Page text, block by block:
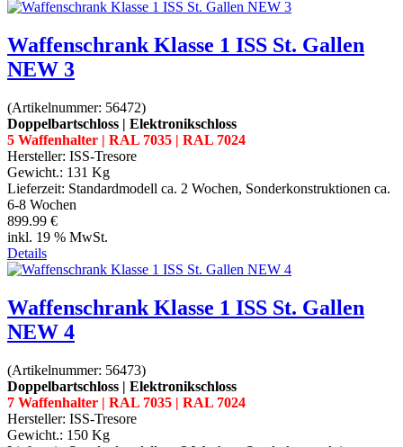
Waffenschrank Klasse 1 ISS St. Gallen
NEW 3
(Artikelnummer: 56472)
Doppelbartschloss | Elektronikschloss
5 Waffenhalter | RAL 7035 | RAL 7024
Hersteller: ISS-Tresore
Gewicht.: 131 Kg
Lieferzeit: Standardmodell ca. 2 Wochen, Sonderkonstruktionen ca.
6-8 Wochen
899.99 €
inkl. 19 % MwSt.
Details
Waffenschrank Klasse 1 ISS St. Gallen
NEW 4
(Artikelnummer: 56473)
Doppelbartschloss | Elektronikschloss
7 Waffenhalter | RAL 7035 | RAL 7024
Hersteller: ISS-Tresore
Gewicht.: 150 Kg